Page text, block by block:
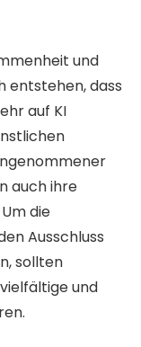
und
entstehen, dass
auf KI
auch ihre
die
Ausschluss
sollten
und